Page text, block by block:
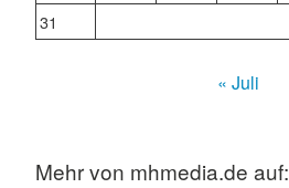
31
« Juli
Mehr von mhmedia.de auf: